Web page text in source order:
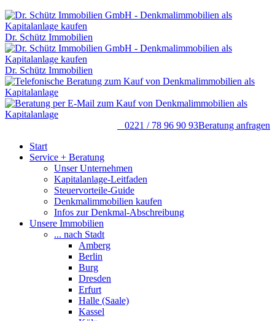
Dr. Schütz Immobilien
Dr. Schütz Immobilien
0221 / 78 96 90 93Beratung anfragen
Start
Service + Beratung
Unser Unternehmen
Kapitalanlage-Leitfaden
Steuervorteile-Guide
Denkmalimmobilien kaufen
Infos zur Denkmal-Abschreibung
Unsere Immobilien
... nach Stadt
Amberg
Berlin
Burg
Dresden
Erfurt
Halle (Saale)
Kassel